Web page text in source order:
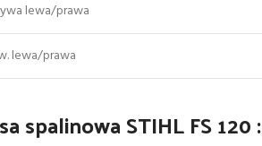
lewa/prawa
lewa/prawa
spalinowa STIHL FS 120 :